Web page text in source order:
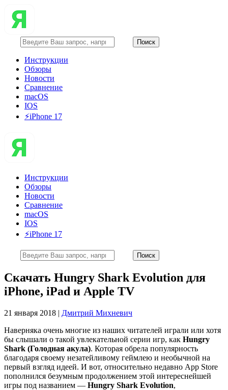
Инструкции
Обзоры
Новости
Сравнение
macOS
IOS
⚡️iPhone 17
Инструкции
Обзоры
Новости
Сравнение
macOS
IOS
⚡️iPhone 17
Cкачать Hungry Shark Evolution для
iPhone, iPad и Apple TV
21 января 2018 | Дмитрий Михневич
Наверняка очень многие из наших читателей играли или хотя
бы слышали о такой увлекательной серии игр, как Hungry
Shark (Голодная акула). Которая обрела популярность
благодаря своему незатейливому геймлею и необычной на
первый взгляд идеей. И вот, относительно недавно App Store
пополнился безумным продолжением этой интереснейшей
игры под названием — Hungry Shark Evolution,